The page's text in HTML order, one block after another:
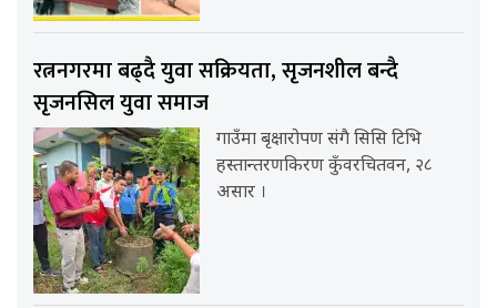
रत्ननगरमा बढ्दै युवा सक्रियता, सृजनशील बन्दै
सृजनसिल युवा समाज
गाउँमा बृक्षारोपण संगै सिसि टिभि
हस्तान्तरणकिरण कुँवरचितवन, २८
असार ।